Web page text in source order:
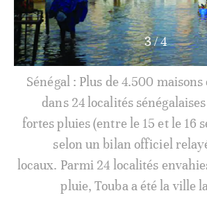
3/4
Sénégal : Plus de 4.500
dans 24 localités
fortes pluies (entre le 15 et le 16
selon un bilan officiel
locaux. Parmi 24 localités
pluie, Touba a été la ville